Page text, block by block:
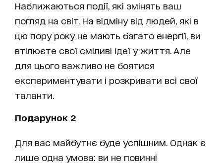
Наближаються події, які змінять ваш
погляд на світ. На відміну від людей, які в
цю пору року не мають багато енергії, ви
втілюєте свої сміливі ідеї у життя. Але
для цього важливо не боятися
експериментувати і розкривати всі свої
таланти.
Подарунок 2
Для вас майбутнє буде успішним. Однак є
лише одна умова: ви не повинні